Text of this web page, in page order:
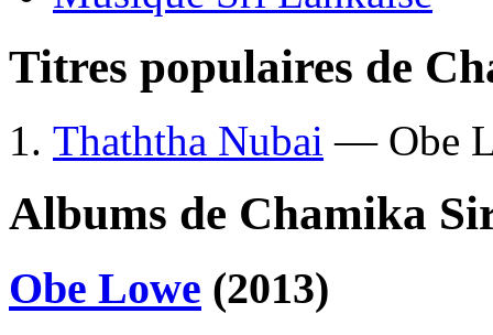
Titres populaires de
Thaththa Nubai — Obe
Albums de Chamika
Obe Lowe (2013)